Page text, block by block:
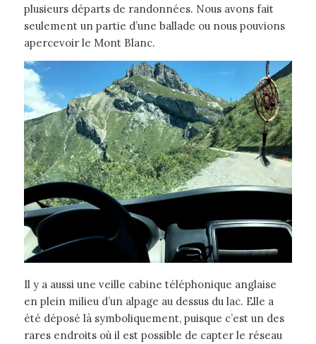
plusieurs départs de randonnées. Nous avons fait
seulement un partie d’une ballade ou nous pouvions
apercevoir le Mont Blanc.
Il y a aussi une veille cabine téléphonique anglaise
en plein milieu d’un alpage au dessus du lac. Elle a
été déposé là symboliquement, puisque c’est un des
rares endroits où il est possible de capter le réseau